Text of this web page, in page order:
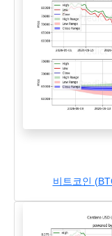
비트코인